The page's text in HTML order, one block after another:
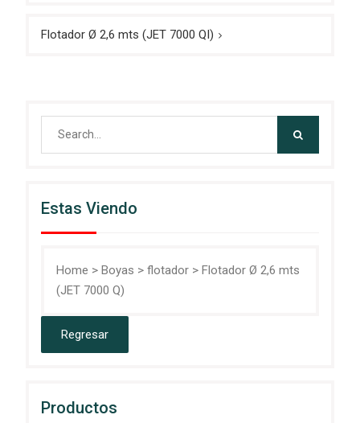
Flotador Ø 2,6 mts (JET 7000 QI)
Estas Viendo
Home > Boyas > flotador> Flotador Ø 2,6 mts
(JET 7000 Q)
Productos